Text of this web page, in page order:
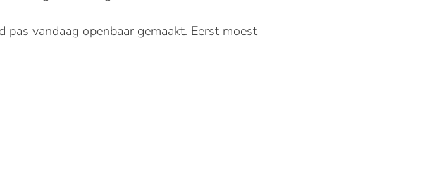
vandaag openbaar gemaakt. Eerst moest